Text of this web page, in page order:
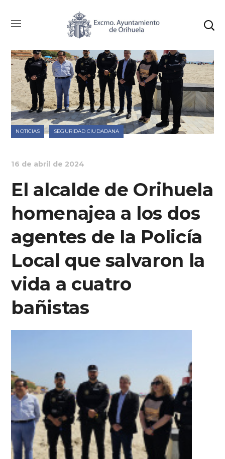
NOTICIAS SEGURIDAD CIUDADANA
16 de abril de 2024
El alcalde de Orihuela
homenajea a los dos
agentes de la Policía
Local que salvaron la
vida a cuatro
bañistas